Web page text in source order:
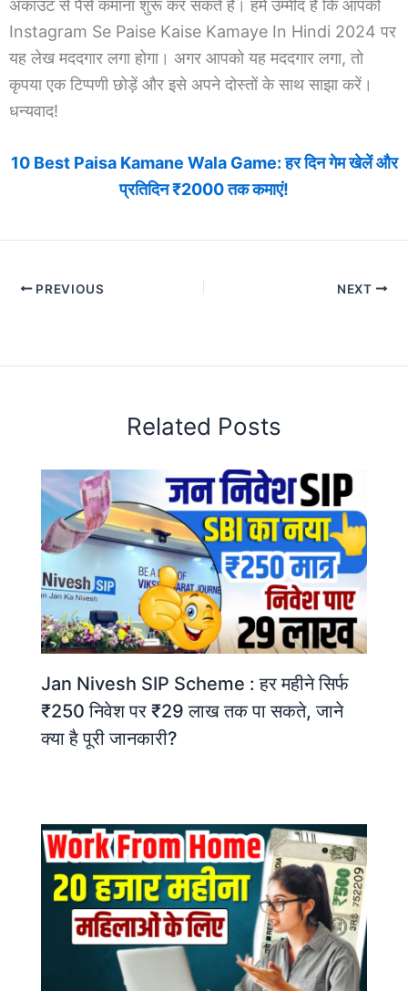
अकाउंट से पैसे कमाना शुरू कर सकते हैं। हमें उम्मीद है कि आपको
Instagram Se Paise Kaise Kamaye In Hindi 2024 पर
यह लेख मददगार लगा होगा। अगर आपको यह मददगार लगा, तो
कृपया एक टिप्पणी छोड़ें और इसे अपने दोस्तों के साथ साझा करें।
धन्यवाद!
10 Best Paisa Kamane Wala Game: हर दिन गेम खेलें और
प्रतिदिन ₹2000 तक कमाएं!
PREVIOUS NEXT
Related Posts
Jan Nivesh SIP Scheme : हर महीने सिर्फ
₹250 निवेश पर ₹29 लाख तक पा सकते, जाने
क्या है पूरी जानकारी?